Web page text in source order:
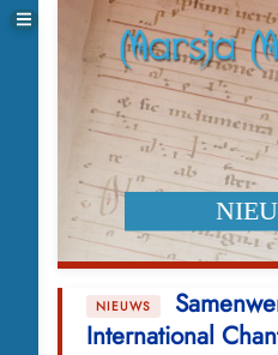
International